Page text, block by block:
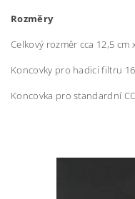
Rozměry
Celkový rozměr cca 12,5 cm
Koncovky pro hadici filtru
Koncovka pro standardní